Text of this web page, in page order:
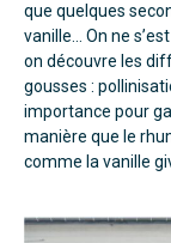
que quelques
vanille… On ne
on découvre les
gousses :
importance pour
manière que le
comme la vanille